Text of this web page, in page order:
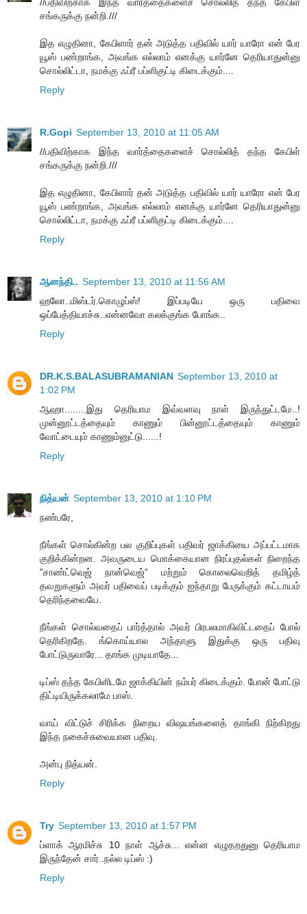
சங்கருக்கு நன்றி.///
இத எழுதினா, கேபிளார் தன் அடுத்த பதிவில் யார் யாரோ என் பேர
யூஸ் பண்றாங்க, அவங்க எல்லாம் எனக்கு யார்னே தெரியாதுன்னு
சொல்லிட்டா, நமக்கு ஃப்ரீ பப்ளிகுட்டி கிடைக்கும்....
Reply
R.Gopi September 13, 2010 at 11:05 AM
//பதிவிற்காக இந்த வார்த்தைகளைச் சொல்லித் தந்த கேபிள்
சங்கருக்கு நன்றி.///
இத எழுதினா, கேபிளார் தன் அடுத்த பதிவில் யார் யாரோ என் பேர
யூஸ் பண்றாங்க, அவங்க எல்லாம் எனக்கு யார்னே தெரியாதுன்னு
சொல்லிட்டா, நமக்கு ஃப்ரீ பப்ளிகுட்டி கிடைக்கும்....
Reply
ஆனந்தி.. September 13, 2010 at 11:56 AM
ஹலோ..மிஸ்டர்.கொழுப்ஸ்! இப்படியே ஒரு பதிவை
ஒப்பேத்தியாச்சு..என்னவோ கலக்குங்க போங்க..
Reply
DR.K.S.BALASUBRAMANIAN September 13, 2010 at
1:02 PM
ஆஹா........இது தெரியாம இவ்வளவு நாள் இருந்துட்டமே..!
முன்னூட்டத்தையும் காணும் பின்னூட்டத்தையும் காணும்
வோட்டையும் காணும்னுட்டு......!
Reply
நித்யன் September 13, 2010 at 1:10 PM
நண்பரே,
நீங்கள் சொல்கின்ற பல குறிப்புகள் பதிவர் ஜாக்கியை அப்பட்டமாக
குறிக்கின்றன. அவருடைய மொக்கையான நிரப்புதல்கள் நிறைந்த
”சாண்ட்வெஜ் நான்வெஜ்” மற்றும் கொலைவெறித் தமிழ்த்
தவறுகளும் அவர் பதிவைப் படிக்கும் ஐந்தாறு பேருக்கும் கட்டாயம்
தெரிந்தவையே.
நீங்கள் சொல்வதைப் பார்த்தால் அவர் பிரபலமாகிவிட்டதைப் போல்
தெரிகிறதே. ங்கொய்யால அந்தாளு இதுக்கு ஒரு பதிவு
போட்டுருவாரே... தாங்க முடியாதே...
டிப்ஸ் தந்த கேபிளிடமே ஜாக்கியின் நம்பர் கிடைக்கும். போன் போட்டு
திட்டியிருக்கலாமே பாஸ்.
வாய் விட்டுச் சிரிக்க நிறைய விஷயங்களைத் தாங்கி நிற்கிறது
இந்த நகைச்சுவையான பதிவு.
அன்பு நித்யன்.
Reply
Try September 13, 2010 at 1:57 PM
ப்ளாக் ஆரமிச்சு 10 நாள் ஆச்சு... என்ன எழுதறதுனு தெரியாம
இருந்தேன் சார்..நல்ல டிப்ஸ் :)
Reply